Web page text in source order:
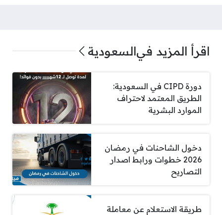
اقرأ المزيد فيالسعودية
دورة CIPD في السعودية:
الطريق المعتمد لاحتراف
الموارد البشرية
دخول الشاحنات في رمضان
2026 خطوات ورابط اصدار
التصاريح
طريقة الاستعلام عن معاملة